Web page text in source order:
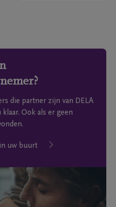
die partner zijn van DELA
Ook als er geen
uw buurt